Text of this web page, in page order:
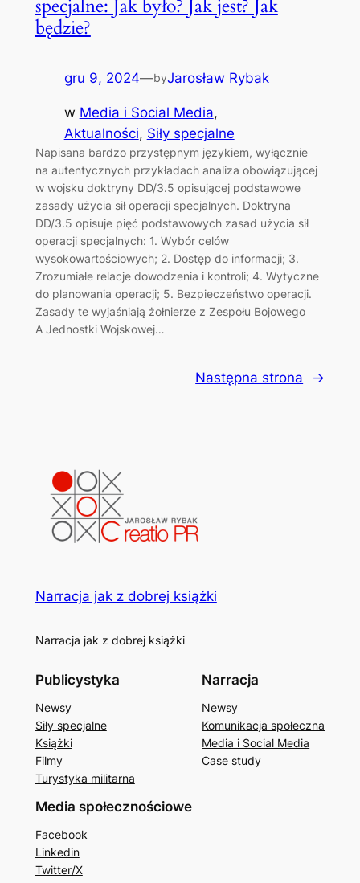
specjalne: Jak było? Jak jest? Jak
będzie?
gru 9, 2024—byJarosław Rybak
w Media i Social Media
Aktualności, Siły specjalne
Napisana bardzo przystępnym językiem, wyłącznie
na autentycznych przykładach analiza obowiązującej
w wojsku doktryny DD/3.5 opisującej podstawowe
zasady użycia sił operacji specjalnych. Doktryna
DD/3.5 opisuje pięć podstawowych zasad użycia sił
operacji specjalnych: 1. Wybór celów
wysokowartościowych; 2. Dostęp do informacji; 3.
Zrozumiałe relacje dowodzenia i kontroli; 4. Wytyczne
do planowania operacji; 5. Bezpieczeństwo operacji.
Zasady te wyjaśniają żołnierze z Zespołu Bojowego
A Jednostki Wojskowej…
Następna strona →
Narracja jak z dobrej książki
Narracja jak z dobrej książki
Publicystyka
Newsy
Siły specjalne
Książki
Filmy
Turystyka militarna
Narracja
Newsy
Komunikacja społeczna
Media i Social Media
Case study
Media społecznościowe
Facebook
Linkedin
Twitter/X